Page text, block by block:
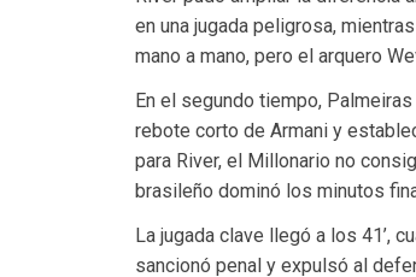
en una jugada peligrosa,
mano a mano, pero el arquero
En el segundo tiempo,
rebote corto de Armani y
para River, el Millonario no
brasileño dominó los minutos
La jugada clave llegó a los 41’,
sancionó penal y expulsó al